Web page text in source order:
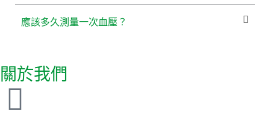
應該多久測量一次血壓？
關於我們